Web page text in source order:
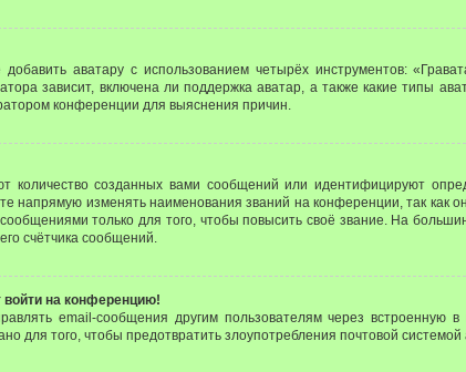
аватару с использованием четырёх инструментов:
зависит, включена ли поддержка аватар, а также какие типы
конференции для выяснения причин.
созданных вами сообщений или идентифицируют
напрямую изменять наименования званий на конференции, так как
только для того, чтобы повысить своё звание. На
счётчика сообщений.
на конференцию!
email-сообщения другим пользователям через
для того, чтобы предотвратить злоупотребления почтовой